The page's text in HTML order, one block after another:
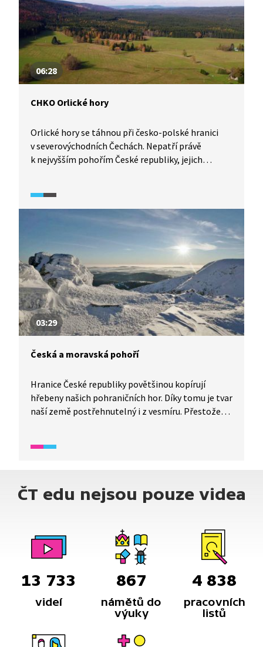
06:28
CHKO Orlické hory
Orlické hory se táhnou při česko-polské hranici
v severovýchodních Čechách. Nepatří právě
k nejvyšším pohořím České republiky, jejich
s typicky horským podnebím, faunou a flórou. Již
v roce 1969 byly vyhlášeny chráněnou krajinnou
03:29
Česká a moravská pohoří
Hranice České republiky povětšinou kopírují
hřebeny našich pohraničních hor. Díky tomu je tvar
naší země postřehnutelný i z vesmíru. Přestože
nadmořskou výškou horní hranici lesa. To však
ČT edu nejsou pouze videa
13 733
videí
867
námětů do
výuky
4 838
pracovních
listů